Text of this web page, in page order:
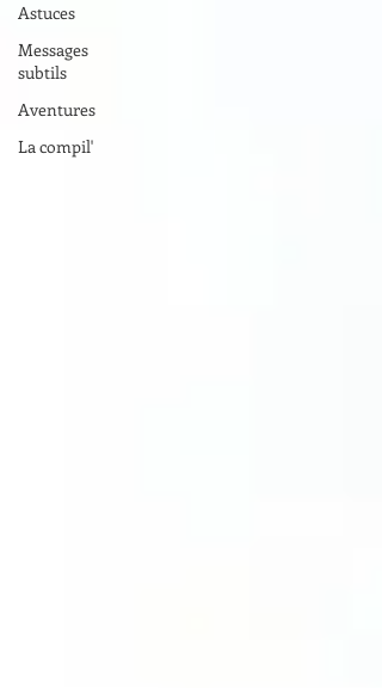
Astuces
Messages
subtils
Aventures
La compil'